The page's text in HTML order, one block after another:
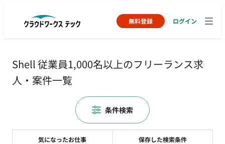
無料登録 ログイン
Shell 従業員1,000名以上のフリーランス求
人・案件一覧
気になったお仕事 保存した検索条件
条件検索